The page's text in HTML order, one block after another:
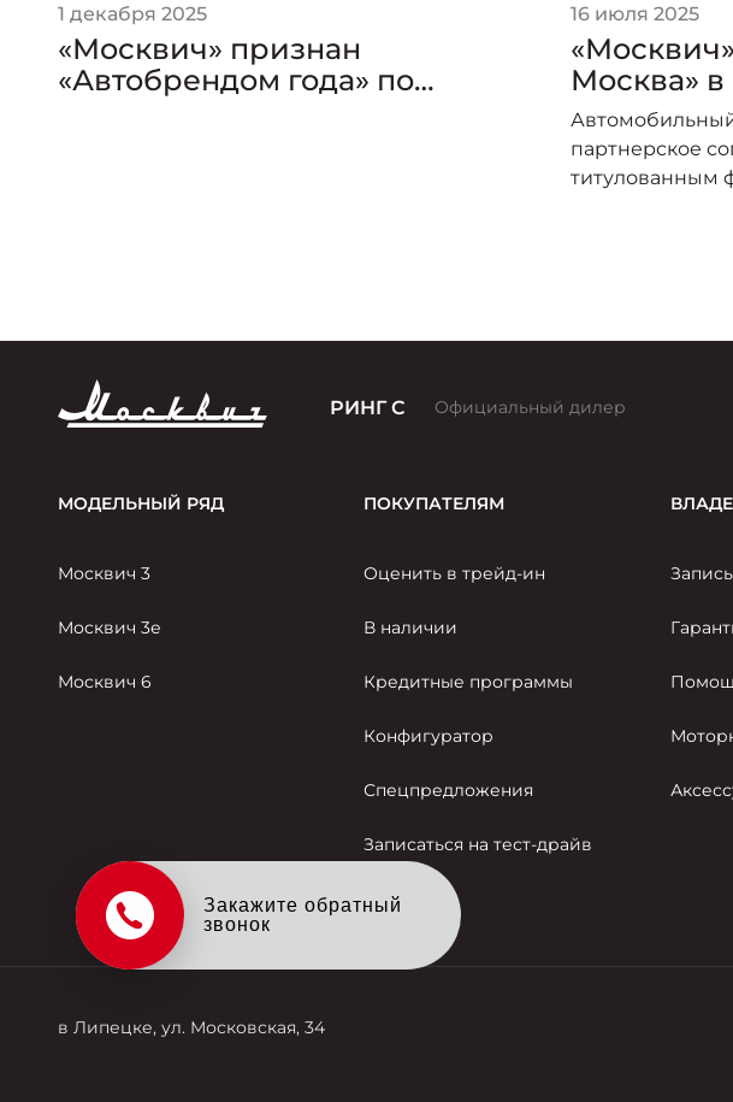
1 декабря 2025
«Москвич» признан
«Автобрендом года» по
16 июля 2025
Москва»
партнерское
титулованным
РИНГ С Официальный дилер
МОДЕЛЬНЫЙ РЯД
Москвич 3
Москвич 3е
Москвич 6
ПОКУПАТЕЛЯМ
Оценить в трейд-ин
В наличии
Кредитные программы
Конфигуратор
Спецпредложения
Записаться на тест-драйв
в Липецке, ул. Московская, 34
Закажите обратный
звонок